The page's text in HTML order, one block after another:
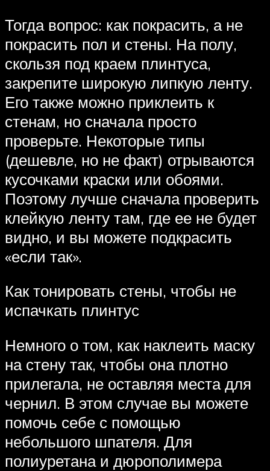
Тогда вопрос: как покрасить, а не
покрасить пол и стены. На полу,
скользя под краем плинтуса,
закрепите широкую липкую ленту.
Его также можно приклеить к
стенам, но сначала просто
проверьте. Некоторые типы
(дешевле, но не факт) отрываются
кусочками краски или обоями.
Поэтому лучше сначала проверить
клейкую ленту там, где ее не будет
видно, и вы можете подкрасить
«если так».
Как тонировать стены, чтобы не
испачкать плинтус
Немного о том, как наклеить маску
на стену так, чтобы она плотно
прилегала, не оставляя места для
чернил. В этом случае вы можете
помочь себе с помощью
небольшого шпателя. Для
полиуретана и дюрополимера